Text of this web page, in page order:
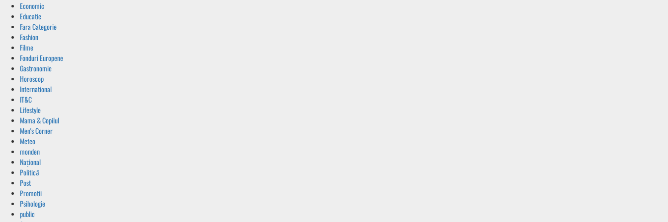
Economic
Educatie
Fara Categorie
Fashion
Filme
Fonduri Europene
Gastronomie
Horoscop
International
IT&C
Lifestyle
Mama & Copilul
Men's Corner
Meteo
monden
Național
Politică
Post
Promotii
Psihologie
public